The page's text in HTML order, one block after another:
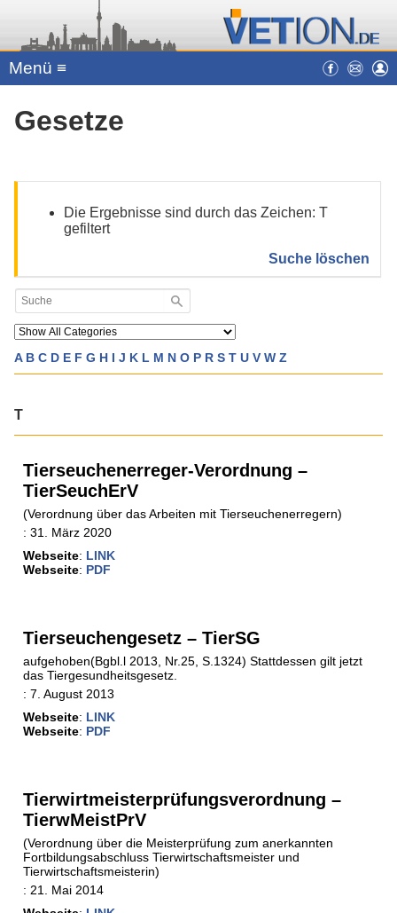
Menü ≡
Gesetze
Die Ergebnisse sind durch das Zeichen: T
gefiltert
Suche löschen
A B C D E F G H I J K L M N O P R S T U V W Z
T
Tierseuchenerreger-Verordnung –
TierSeuchErV
(Verordnung über das Arbeiten mit Tierseuchenerregern)
: 31. März 2020
Webseite: LINK
Webseite: PDF
Tierseuchengesetz – TierSG
aufgehoben(Bgbl.l 2013, Nr.25, S.1324) Stattdessen gilt jetzt
das Tiergesundheitsgesetz.
: 7. August 2013
Webseite: LINK
Webseite: PDF
Tierwirtmeisterprüfungsverordnung –
TierwMeistPrV
(Verordnung über die Meisterprüfung zum anerkannten
Fortbildungsabschluss Tierwirtschaftsmeister und
Tierwirtschaftsmeisterin)
: 21. Mai 2014